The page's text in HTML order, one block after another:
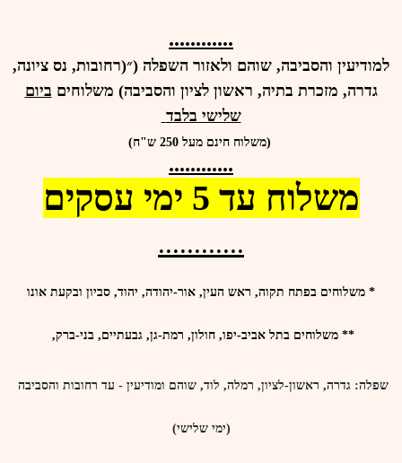
............
למודיעין והסביבה, שוהם ולאזור השפלה (״(רחובות, נס ציונה,
גדרה, מזכרת בתיה, ראשון לציון והסביבה) משלוחים ביום
שלישי בלבד
(משלוח חינם מעל 250 ש"ח)
............
משלוח עד 5 ימי עסקים
............
* משלוחים בפתח תקוה, ראש העין, אור-יהודה, יהוד, סביון ובקעת אונו
** משלוחים בתל אביב-יפו, חולון, רמת-גן, גבעתיים, בני-ברק,
שפלה: גדרה, ראשון-לציון, רמלה, לוד, שוהם ומודיעין - עד רחובות והסביבה
(ימי שלישי)